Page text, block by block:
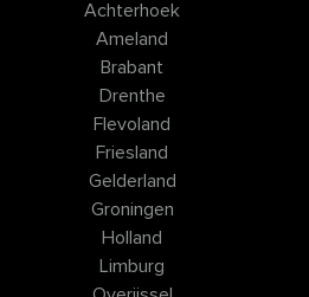
Achterhoek
Ameland
Brabant
Drenthe
Flevoland
Friesland
Gelderland
Groningen
Holland
Limburg